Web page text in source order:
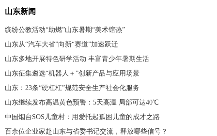
山东新闻
缤纷公教活动“助燃”山东暑期“美术馆热”
山东从“汽车大省”向新“赛道”加速跃迁
山东多地开展特色研学活动 丰富青少年暑期生活
山东征集遴选“机器人＋”创新产品与应用场景
山东：23条“硬杠杠”规范安全生产社会化服务
山东继续发布高温黄色预警：5天高温 局部可达40℃
中国烟台SOS儿童村：用爱托起孤困儿童的成才之路
百余位企业家赴山东与省委书记交流，释放哪些信号？